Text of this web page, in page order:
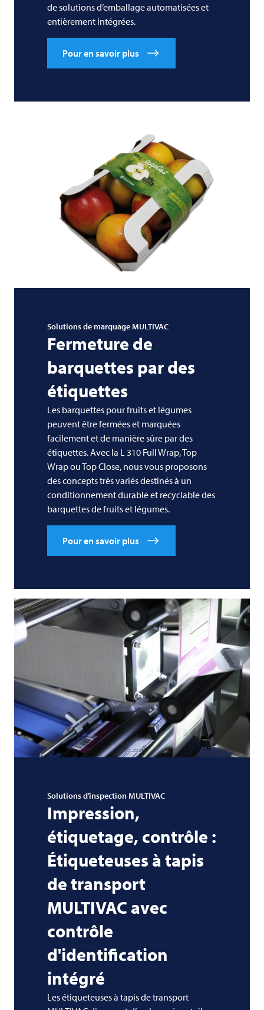
de solutions d’emballage automatisées et
entièrement intégrées.
Pour en savoir plus
Solutions de marquageMULTIVAC
Fermeture de
barquettes par des
étiquettes
Les barquettes pour fruits et légumes
peuvent être fermées et marquées
facilement et de manière sûre par des
étiquettes. Avec la L 310 Full Wrap, Top
Wrap ou Top Close, nous vous proposons
des concepts très variés destinés à un
conditionnement durable et recyclable des
barquettes de fruits et légumes.
Pour en savoir plus
Solutions d’inspection MULTIVAC
Impression,
étiquetage, contrôle :
Étiqueteuses à tapis
de transport
MULTIVAC avec
contrôle
d'identification
intégré
Les étiqueteuses à tapis de transport